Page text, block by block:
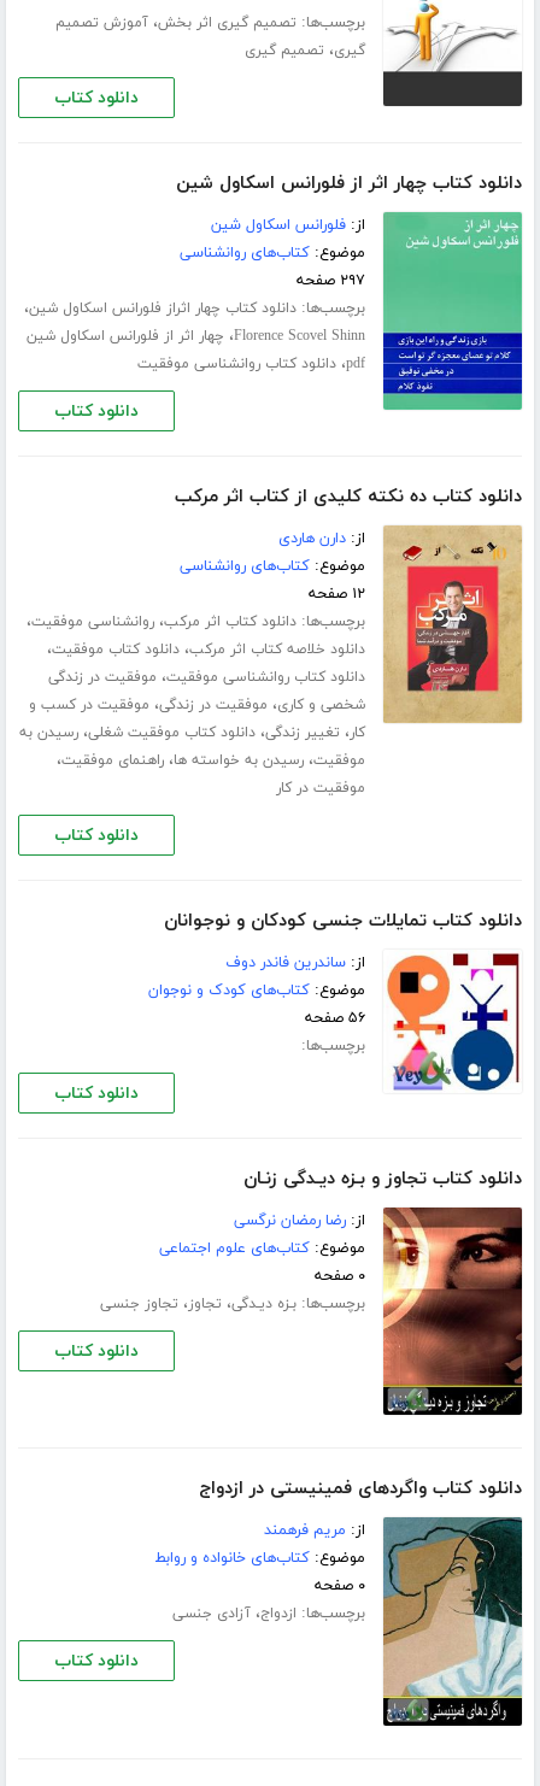
برچسب‌ها: تصمیم گیری اثر بخش،آموزش تصمیم
گیری، تصمیم گیری
دانلود کتاب
دانلود کتاب چهار اثر از فلورانس اسکاول شین
از:فلورانس اسکاول شین
موضوع:کتاب‌های روانشناسی
۲۹۷ صفحه
برچسب‌ها:دانلود کتاب چهار اثراز فلورانس اسکاول شین،
Florence Scovel Shinn، چهار اثر از فلورانس اسکاول شین
pdf،دانلود کتاب روانشناسی موفقیت
دانلود کتاب
دانلود کتاب ده نکته کلیدی از کتاب اثر مرکب
از:دارن هاردی
موضوع:کتاب‌های روانشناسی
۱۲ صفحه
برچسب‌ها:دانلود کتاب اثر مرکب،روانشناسی موفقیت،
دانلود خلاصه کتاب اثر مرکب،دانلود کتاب موفقیت،
دانلود کتاب روانشناسی موفقیت، موفقیت در زندگی
شخصی و کاری، موفقیت در زندگی، موفقیت در کسب و
کار، تغییر زندگی،دانلود کتاب موفقیت شغلی،رسیدن به
موفقیت،رسیدن به خواسته ها،راهنمای موفقیت،
موفقیت در کار
دانلود کتاب
دانلود کتاب تمایلات جنسی کودکان و نوجوانان
از:ساندرین فاندر دوف
موضوع:کتاب‌های کودک و نوجوان
۵۶ صفحه
برچسب‌ها:
دانلود کتاب
دانلود کتاب تجاوز و بـزه دیـدگی زنـان
از:رضا رمضان نرگسی
موضوع:کتاب‌های علوم اجتماعی
۰ صفحه
برچسب‌ها:بـزه دیـدگی، تجاوز، تجاوز جنسی
دانلود کتاب
دانلود کتاب واگردهای فمینیستی در ازدواج
از: مریم فرهمند
موضوع:کتاب‌های خانواده و روابط
۰ صفحه
برچسب‌ها: ازدواج،آزادی جنسی
دانلود کتاب